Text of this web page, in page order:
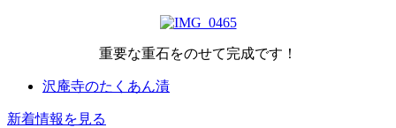
重要な重石をのせて完成です！
沢庵寺のたくあん漬
新着情報を見る